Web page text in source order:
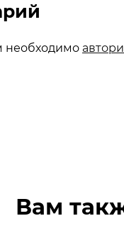
необходимо
Вам